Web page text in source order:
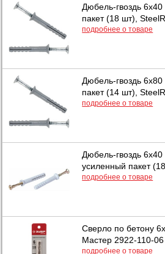
Дюбель-гвоздь
пакет (18 шт),
подробнее о товаре
Дюбель-гвоздь
пакет (14 шт),
подробнее о товаре
Дюбель-гвоздь
усиленный пакет
подробнее о товаре
Сверло по бетону
Мастер 2922-110-06
подробнее о товаре